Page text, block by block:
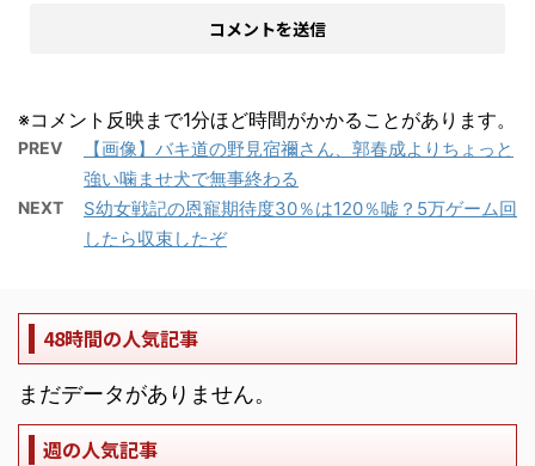
※コメント反映まで1分ほど時間がかかることがあります。
PREV
【画像】バキ道の野見宿禰さん、郭春成よりちょっと
強い噛ませ犬で無事終わる
NEXT
S幼女戦記の恩寵期待度30％は120％嘘？5万ゲーム回
したら収束したぞ
48時間の人気記事
まだデータがありません。
週の人気記事